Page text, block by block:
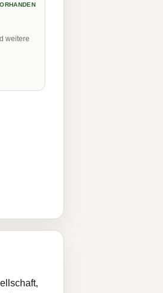
weitere